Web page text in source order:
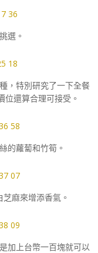
選。
，特別研究了一下全餐
位還算合理可接受。
的蘿蔔和竹筍。
麻來增添香氣。
加上台幣一百塊就可以